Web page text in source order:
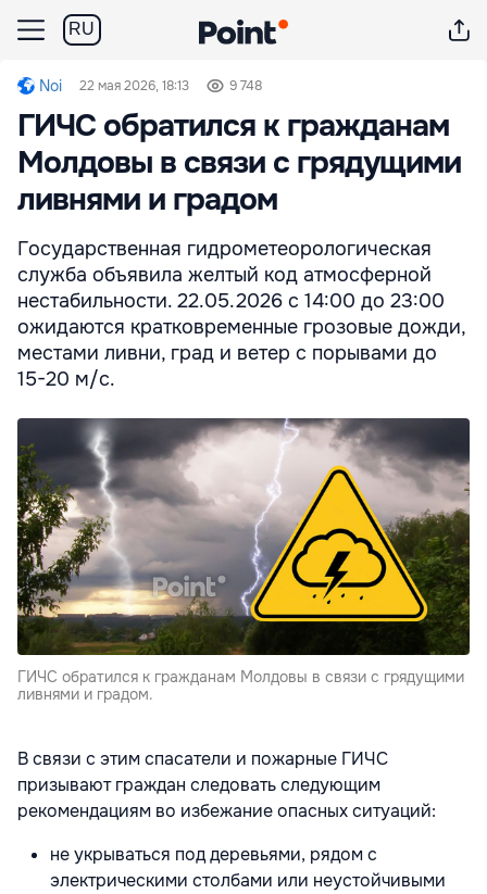
RU
Noi 22 мая 2026, 18:13 9 748
ГИЧС обратился к гражданам
Молдовы в связи с грядущими
ливнями и градом
Государственная гидрометеорологическая
служба объявила желтый код атмосферной
нестабильности. 22.05.2026 с 14:00 до 23:00
ожидаются кратковременные грозовые дожди,
местами ливни, град и ветер с порывами до
15-20 м/с.
ГИЧС обратился к гражданам Молдовы в связи с грядущими
ливнями и градом.
В связи с этим спасатели и пожарные ГИЧС
призывают граждан следовать следующим
рекомендациям во избежание опасных ситуаций:
не укрываться под деревьями, рядом с
электрическими столбами или неустойчивыми